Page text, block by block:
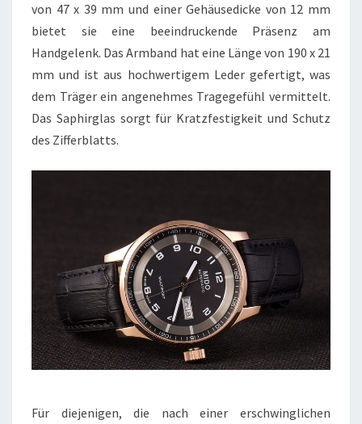
von 47 x 39 mm und einer Gehäusedicke von 12 mm
bietet sie eine beeindruckende Präsenz am
Handgelenk. Das Armband hat eine Länge von 190 x 21
mm und ist aus hochwertigem Leder gefertigt, was
dem Träger ein angenehmes Tragegefühl vermittelt.
Das Saphirglas sorgt für Kratzfestigkeit und Schutz
des Zifferblatts.
Für diejenigen, die nach einer erschwinglichen